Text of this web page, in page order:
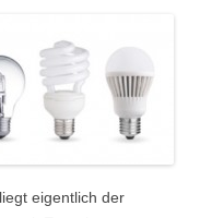
eigentlich der